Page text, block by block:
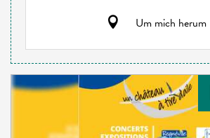
Um mich herum